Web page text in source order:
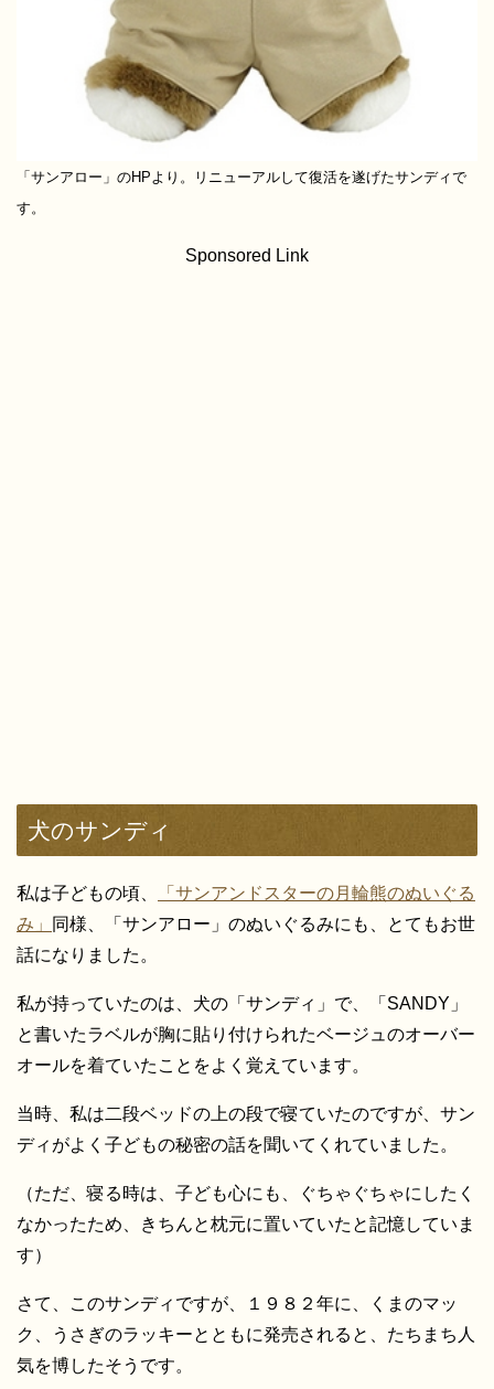
「サンアロー」のHPより。リニューアルして復活を遂げたサンディで
す。
Sponsored Link
犬のサンディ
私は子どもの頃、
「サンアンドスターの月輪熊のぬいぐる
み」
同様、「サンアロー」のぬいぐるみにも、とてもお世
話になりました。
私が持っていたのは、犬の「サンディ」で、「SANDY」
と書いたラベルが胸に貼り付けられたベージュのオーバー
オールを着ていたことをよく覚えています。
当時、私は二段ベッドの上の段で寝ていたのですが、サン
ディがよく子どもの秘密の話を聞いてくれていました。
（ただ、寝る時は、子ども心にも、ぐちゃぐちゃにしたく
なかったため、きちんと枕元に置いていたと記憶していま
す）
さて、このサンディですが、１９８２年に、くまのマッ
ク、うさぎのラッキーとともに発売されると、たちまち人
気を博したそうです。